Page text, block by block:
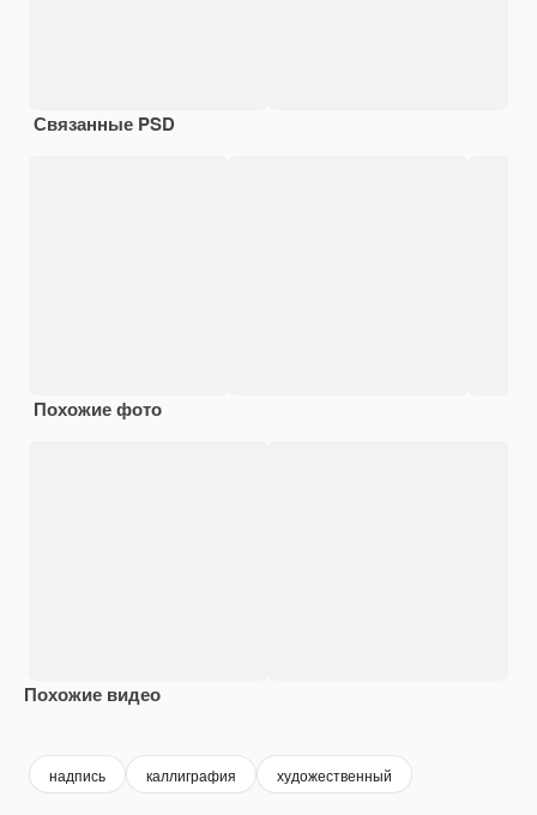
Связанные PSD
Похожие фото
Похожие видео
надпись каллиграфия художественный